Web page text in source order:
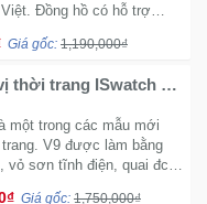
Đồng hồ có hỗ trợ
Giá gốc: 1,190,000₫
thời trang ISwatch V9
một trong các mẫu mới
V9 được làm bằng
vỏ sơn tĩnh điện, quai đc
Giá gốc: 1,750,000₫